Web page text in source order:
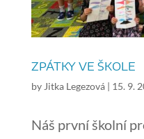
ZPÁTKY VE ŠKOLE
by Jitka Legezová| 15. 9.
Náš první školní